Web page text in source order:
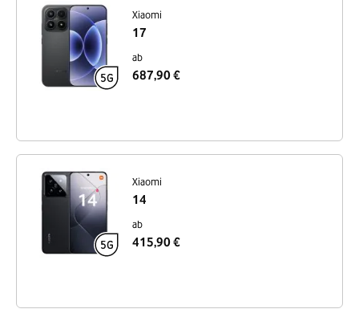
Xiaomi
17
ab
687,90 €
Xiaomi
14
ab
415,90 €